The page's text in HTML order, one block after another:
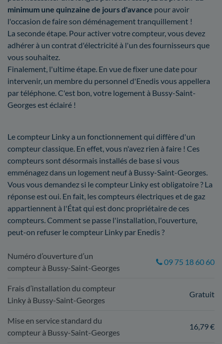
minimum une quinzaine de jours d'avance pour avoir
l'occasion de faire son déménagement tranquillement !
La seconde étape. Pour activer votre compteur, vous devez
adhérer à un contrat d'électricité à l'un des fournisseurs que
vous souhaitez.
Finalement, l'ultime étape. En vue de fixer une date pour
intervenir, un membre du personnel d'Enedis vous appellera
par téléphone. C'est bon, votre logement à Bussy-Saint-
Georges est éclairé !
Le compteur Linky a un fonctionnement qui diffère d'un
compteur classique. En effet, vous n'avez rien à faire ! Ces
compteurs sont désormais installés de base si vous
emménagez dans un logement neuf à Bussy-Saint-Georges.
Vous vous demandez si le compteur Linky est obligatoire ? La
réponse est oui. En fait, les compteurs électriques et de gaz
appartiennent à l'État qui est donc propriétaire de ces
compteurs. Comment se passe l'installation, l'ouverture,
peut-on refuser le compteur Linky par Enedis ?
Numéro d’ouverture d’un
compteur à Bussy-Saint-Georges
09 75 18 60 60
Frais d’installation du compteur
Linky à Bussy-Saint-Georges
Gratuit
Mise en service standard du
compteur à Bussy-Saint-Georges
16,79 €